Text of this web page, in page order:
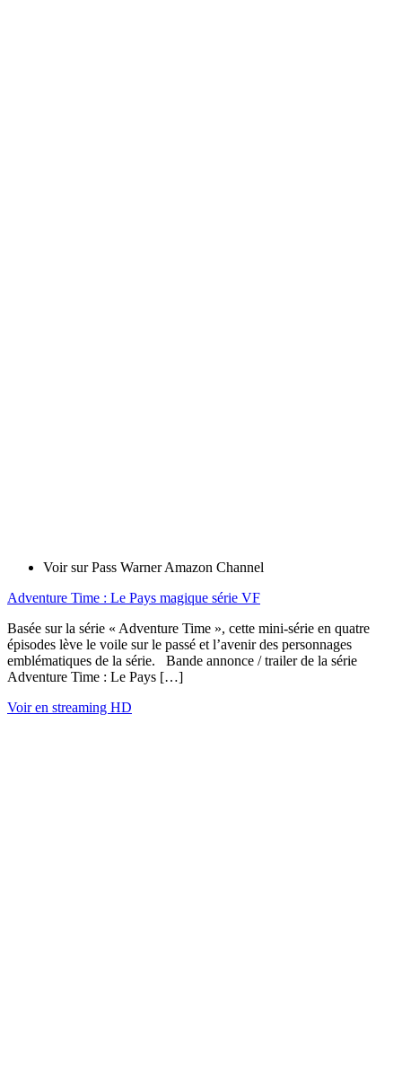
Voir sur Pass Warner Amazon Channel
Adventure Time : Le Pays magique série VF
Basée sur la série « Adventure Time », cette mini-série en quatre
épisodes lève le voile sur le passé et l’avenir des personnages
emblématiques de la série. Bande annonce / trailer de la série
Adventure Time : Le Pays […]
Voir en streaming HD